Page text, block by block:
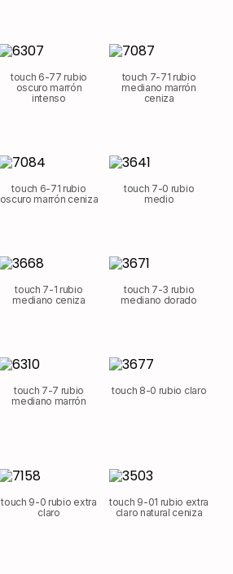
touch 6-77 rubio
oscuro marrón
intenso
touch 7-71 rubio
mediano marrón
ceniza
touch 6-71 rubio
oscuro marrón ceniza
touch 7-0 rubio
medio
touch 7-1 rubio
mediano ceniza
touch 7-3 rubio
mediano dorado
touch 7-7 rubio
mediano marrón
touch 8-0 rubio claro
touch 9-0 rubio extra
claro
touch 9-01 rubio extra
claro natural ceniza